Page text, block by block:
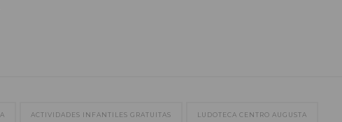
ACTIVIDADES INFANTILES GRATUITAS LUDOTECA CENTRO AUGUSTA